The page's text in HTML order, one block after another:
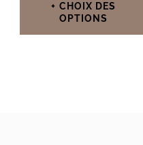
CHOIX DES
OPTIONS